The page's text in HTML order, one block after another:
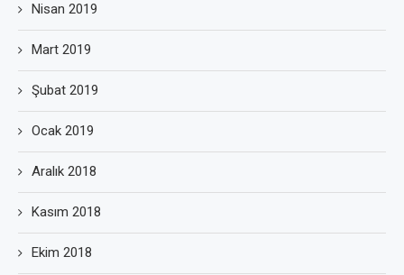
Nisan 2019
Mart 2019
Şubat 2019
Ocak 2019
Aralık 2018
Kasım 2018
Ekim 2018